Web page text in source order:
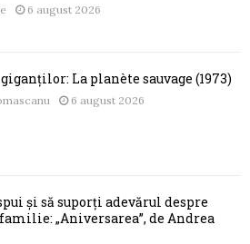
6 august 2026
La planète sauvage (1973)
6 august 2026
și să suporți adevărul despre
„Aniversarea”, de Andrea